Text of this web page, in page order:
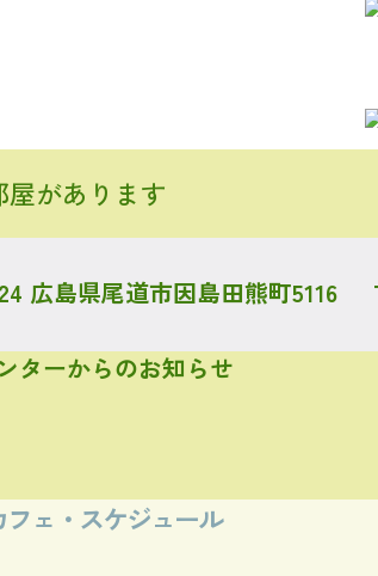
があります
広島県尾道市因島田熊町5116
ターからのお知らせ
フェ・スケジュール